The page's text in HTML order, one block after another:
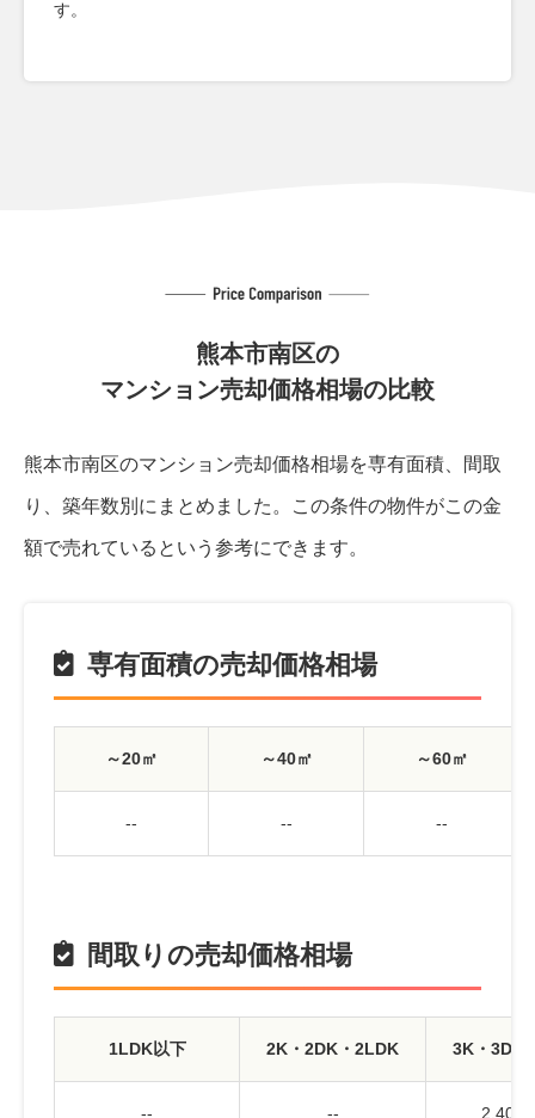
す。
熊本市南区の
マンション売却価格相場の比較
熊本市南区のマンション売却価格相場を専有面積、間取
り、築年数別にまとめました。 この条件の物件がこの金
額で売れているという参考にできます。
専有面積の売却価格相場
～20㎡ ～40㎡ ～60㎡
-- -- --
間取りの売却価格相場
1LDK以下 2K・2DK・2LDK 3K・3DK
-- -- 2,400